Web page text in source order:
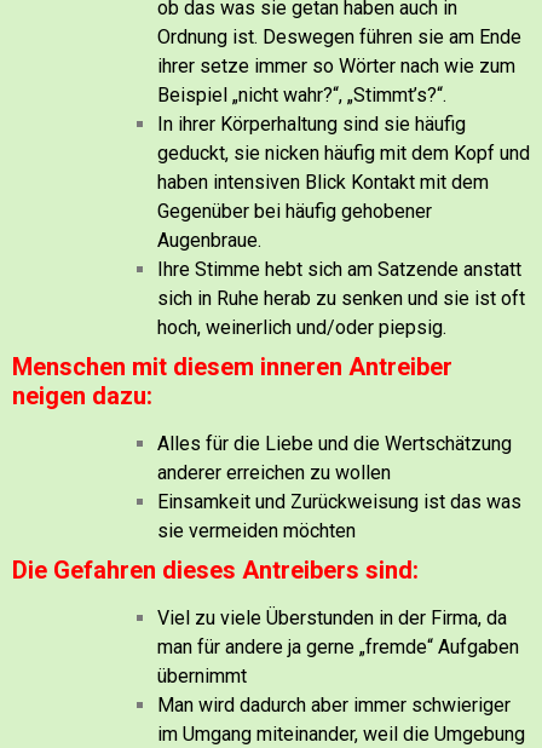
ob das was sie getan haben auch in
Ordnung ist. Deswegen führen sie am Ende
ihrer setze immer so Wörter nach wie zum
Beispiel „nicht wahr?“, „Stimmt’s?“.
In ihrer Körperhaltung sind sie häufig
geduckt, sie nicken häufig mit dem Kopf und
haben intensiven Blick Kontakt mit dem
Gegenüber bei häufig gehobener
Augenbraue.
Ihre Stimme hebt sich am Satzende anstatt
sich in Ruhe herab zu senken und sie ist oft
hoch, weinerlich und/oder piepsig.
Menschen mit diesem inneren Antreiber
neigen dazu:
Alles für die Liebe und die Wertschätzung
anderer erreichen zu wollen
Einsamkeit und Zurückweisung ist das was
sie vermeiden möchten
Die Gefahren dieses Antreibers sind:
Viel zu viele Überstunden in der Firma, da
man für andere ja gerne „fremde“ Aufgaben
übernimmt
Man wird dadurch aber immer schwieriger
im Umgang miteinander, weil die Umgebung